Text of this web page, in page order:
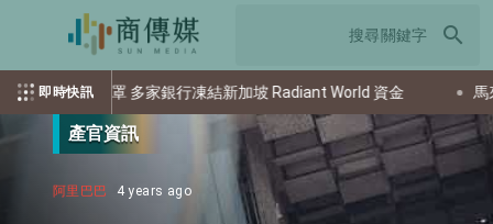
search
即時快訊
籠罩 多家銀行凍結新加坡 Radiant World 資金 馬來西亞對中
產官資訊
阿里巴巴 4 years ago